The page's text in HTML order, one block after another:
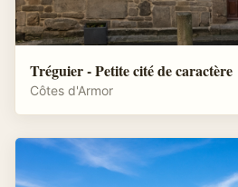
Tréguier - Petite cité de caractère
Côtes d'Armor